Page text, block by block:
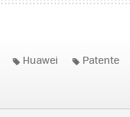
Huawei Patente